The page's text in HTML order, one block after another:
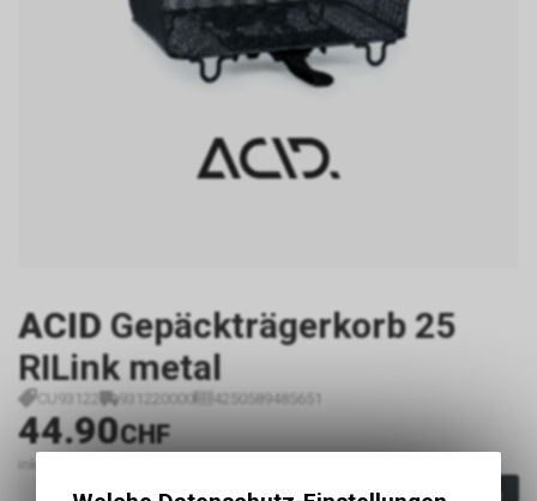
ACID Gepäckträgerkorb 25
RILink metal
CU93122 931220000 4250589485651
44.90CHF
inkl. MwSt., zzgl.